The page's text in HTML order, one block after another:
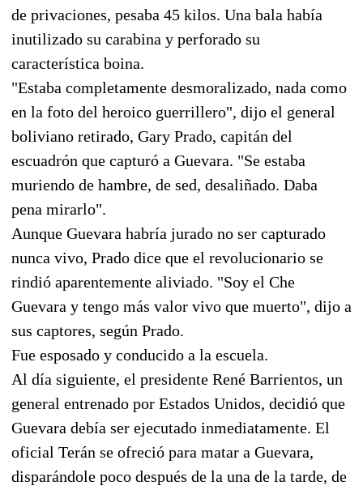
de privaciones, pesaba 45 kilos. Una bala había
inutilizado su carabina y perforado su
característica boina.
"Estaba completamente desmoralizado, nada como
en la foto del heroico guerrillero", dijo el general
boliviano retirado, Gary Prado, capitán del
escuadrón que capturó a Guevara. "Se estaba
muriendo de hambre, de sed, desaliñado. Daba
pena mirarlo".
Aunque Guevara habría jurado no ser capturado
nunca vivo, Prado dice que el revolucionario se
rindió aparentemente aliviado. "Soy el Che
Guevara y tengo más valor vivo que muerto", dijo a
sus captores, según Prado.
Fue esposado y conducido a la escuela.
Al día siguiente, el presidente René Barrientos, un
general entrenado por Estados Unidos, decidió que
Guevara debía ser ejecutado inmediatamente. El
oficial Terán se ofreció para matar a Guevara,
disparándole poco después de la una de la tarde, de